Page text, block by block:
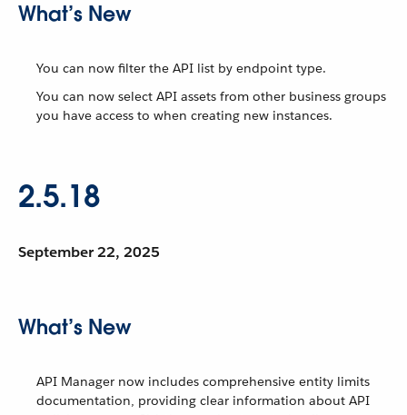
What’s New
You can now filter the API list by endpoint type.
You can now select API assets from other business groups
you have access to when creating new instances.
2.5.18
September 22, 2025
What’s New
API Manager now includes comprehensive entity limits
documentation, providing clear information about API